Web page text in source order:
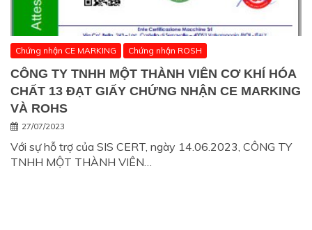
Chứng nhận CE MARKING Chứng nhận ROSH
CÔNG TY TNHH MỘT THÀNH VIÊN CƠ KHÍ HÓA
CHẤT 13 ĐẠT GIẤY CHỨNG NHẬN CE MARKING
VÀ ROHS
27/07/2023
Với sự hỗ trợ của SIS CERT, ngày 14.06.2023, CÔNG TY
TNHH MỘT THÀNH VIÊN…